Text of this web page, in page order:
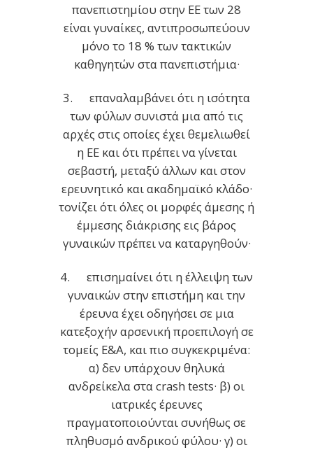
πανεπιστημίου στην ΕΕ των 28
είναι γυναίκες, αντιπροσωπεύουν
μόνο το 18 % των τακτικών
καθηγητών στα πανεπιστήμια·
3. επαναλαμβάνει ότι η ισότητα
των φύλων συνιστά μια από τις
αρχές στις οποίες έχει θεμελιωθεί
η ΕΕ και ότι πρέπει να γίνεται
σεβαστή, μεταξύ άλλων και στον
ερευνητικό και ακαδημαϊκό κλάδο·
τονίζει ότι όλες οι μορφές άμεσης ή
έμμεσης διάκρισης εις βάρος
γυναικών πρέπει να καταργηθούν·
4. επισημαίνει ότι η έλλειψη των
γυναικών στην επιστήμη και την
έρευνα έχει οδηγήσει σε μια
κατεξοχήν αρσενική προεπιλογή σε
τομείς Ε&Α, και πιο συγκεκριμένα:
α) δεν υπάρχουν θηλυκά
ανδρείκελα στα crash tests· β) οι
ιατρικές έρευνες
πραγματοποιούνται συνήθως σε
πληθυσμό ανδρικού φύλου· γ) οι